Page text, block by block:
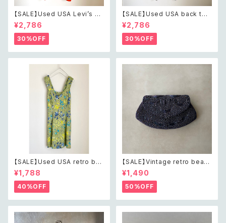
【SALE】Used USA Levi’s su
nrise design orange t shirt
レトロ アメリカ ユーズド 古着
リーバイス サンライズ デザイン
オレンジ Tシャツ XXL
¥2,786
30%OFF
【SALE】Used USA back to t
he 80s car design t shirt レ
トロ アメリカ ユーズド 古着 カ
ーデザイン ライトグレー Tシャ
ツ XXL
¥2,786
30%OFF
【SALE】Used USA retro bot
anical flower salopette sh
ort pants レトロ アメリカ ユー
ズド 古着 ライトグリーン ボタニ
カル フラワー サロペット ショー
トパンツ
¥1,788
40%OFF
【SALE】Vintage retro bead
s embroidery navy blue po
uch レトロ ヴィンテージ ホワイ
ト ビーズ刺繍 ネイビー 紺色 ポ
ーチ
¥1,490
50%OFF